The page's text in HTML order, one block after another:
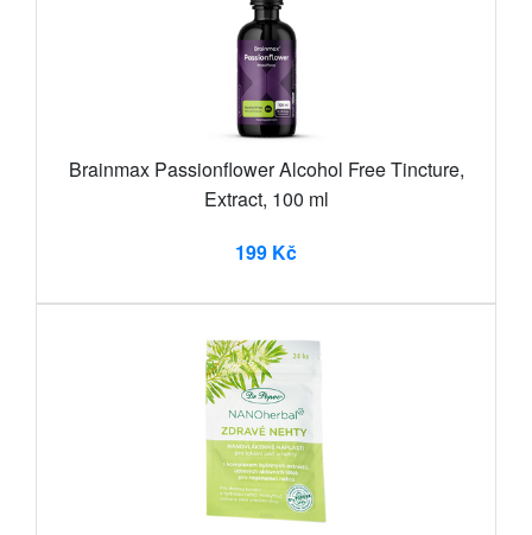
Brainmax Passionflower Alcohol Free Tincture,
Extract, 100 ml
199 Kč